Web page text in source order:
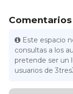
Este espacio
consultas a los
pretende ser un
usuarios de